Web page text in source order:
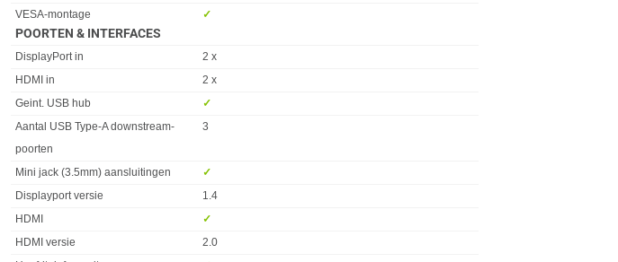
VESA-montage
✓︎
POORTEN & INTERFACES
Eigenschap Waarde
DisplayPort in
2 x
HDMI in
2 x
Geint. USB hub
✓︎
Aantal USB Type-A downstream-
poorten
3
Mini jack (3.5mm) aansluitingen
✓︎
Displayport versie
1.4
HDMI
✓︎
HDMI versie
2.0